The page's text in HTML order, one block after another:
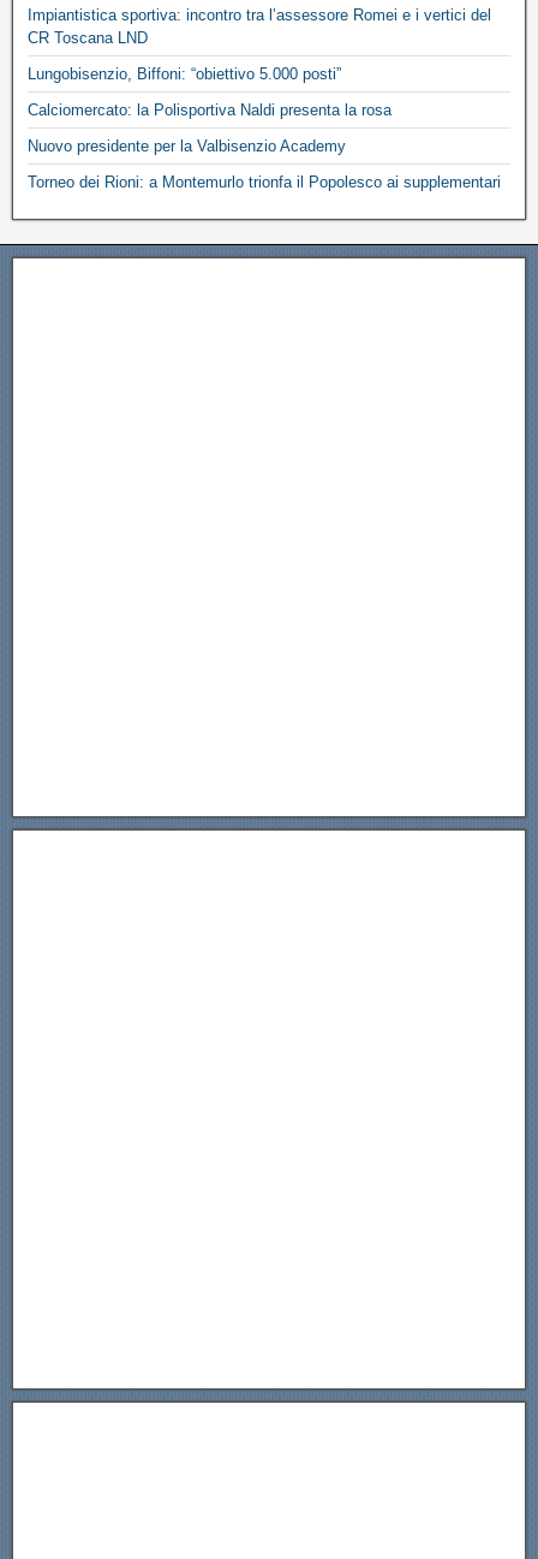
Impiantistica sportiva: incontro tra l’assessore Romei e i vertici del
CR Toscana LND
Lungobisenzio, Biffoni: “obiettivo 5.000 posti”
Calciomercato: la Polisportiva Naldi presenta la rosa
Nuovo presidente per la Valbisenzio Academy
Torneo dei Rioni: a Montemurlo trionfa il Popolesco ai supplementari